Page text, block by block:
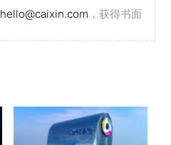
hello@caixin.com ，获得书面